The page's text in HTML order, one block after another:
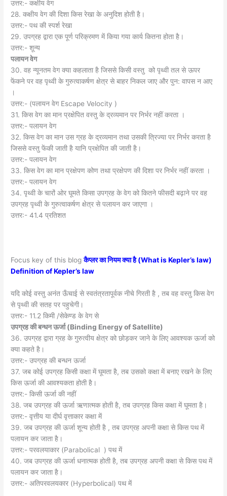
उत्तर:- कक्षीय वेग
28. कक्षीय वेग की दिशा किस रेखा के अनुदिश होती है।
उत्तर:- पथ की स्पर्श रेखा
29. उपग्रह द्वारा एक पूर्ण परिक्रमण में किया गया कार्य कितना होता है।
उत्तर:- शून्य
पलायन वेग
30. वह न्यूनतम वेग क्या कहलाता है जिससे किसी वस्तु को पृथ्वी तल से ऊपर
फेंकने पर वह पृथ्वी के गुरुत्वाकर्षण क्षेत्र से बाहर निकल जाए और पुन: वापस न आए
।
उत्तर:- (पलायन वेग Escape Velocity )
31. किस वेग का मान प्रक्षेपित वस्तु के द्रव्यमान पर निर्भर नहीं करता ।
उत्तर:- पलायन वेग
32. किस वेग का मान उस ग्रह के द्रव्यमान तथा उसकी त्रिज्या पर निर्भर करता है
जिससे वस्तु फेंकी जाती है यानि प्रक्षेपित की जाती है।
उत्तर:- पलायन वेग
33. किस वेग का मान प्रक्षेपण कोण तथा प्रक्षेपण की दिशा पर निर्भर नहीं करता ।
उत्तर:- पलायन वेग
34. पृथ्वी के चारों ओर घूमते किसा उपग्रह के वेग को कितने फीसदी बढ़ाने पर वह
उपग्रह पृथ्वी के गुरुत्वाकर्षण क्षेत्र से पलायन कर जाएगा ।
उत्तर:- 41.4 प्रतिशत
Focus key of this blogकैप्लर का नियम क्या है (What is Kepler’s law)
Definition of Kepler’s law
यदि कोई वस्तु अनंत ऊँचाई से स्वतंत्रतापूर्वक नीचे गिरती है , तब वह वस्तु किस वेग
से पृथ्वी की सतह पर पहुचेगी।
उत्तर:- 11.2 किमी /सेकेण्ड के वेग से
उपग्रह की बन्धन ऊर्जा (Binding Energy of Satellite)
36. उपग्रह द्वारा ग्रह के गुरुत्वीय क्षेत्र को छोड़कर जाने के लिए आवश्यक ऊर्जा को
क्या कहते है।
उत्तर:- उपग्रह की बन्धन ऊर्जा
37. जब कोई उपग्रह किसी कक्षा में घूमता है, तब उसको कक्षा में बनाए रखने के लिए
किस ऊर्जा की आवश्यकता होती है।
उत्तर:- किसी ऊर्जा की नहीं
38. जब उपग्रह की ऊर्जा ऋणात्मक होती है, तब उपग्रह किस कक्षा में घूमता है।
उत्तर:- वृत्तीय या दीर्घ वृत्ताकार कक्षा में
39. जब उपग्रह की ऊर्जा शून्य होती है , तब उपग्रह अपनी कक्षा से किस पथ में
पलायन कर जाता है।
उत्तर:- परवलयाकार (Parabolical ) पथ में
40. जब उपग्रह की ऊर्जा धनात्मक होती है, तब उपग्रह अपनी कक्षा से किस पथ में
पलायन कर जाता है।
उत्तर:- अतिपरवलयकार (Hyperbolical) पथ में